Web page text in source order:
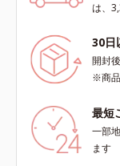
は、
30日
開封
※商
最短
一部
ます